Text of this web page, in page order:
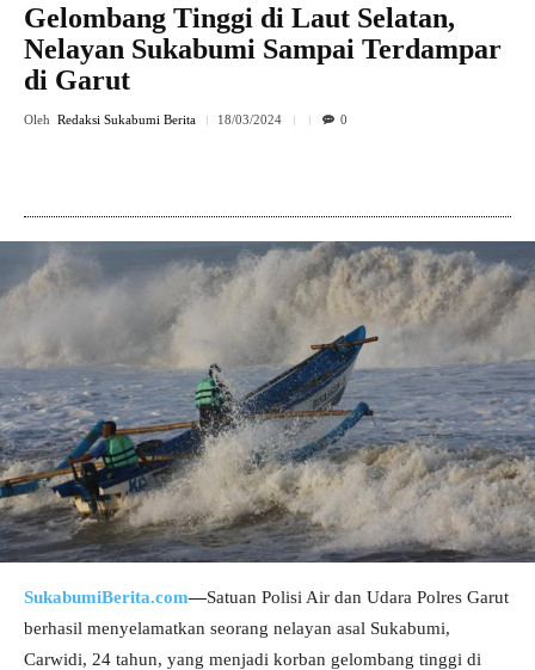
Gelombang Tinggi di Laut Selatan,
Nelayan Sukabumi Sampai Terdampar
di Garut
Oleh Redaksi Sukabumi Berita 18/03/2024 0
SukabumiBerita.com—Satuan Polisi Air dan Udara Polres Garut
berhasil menyelamatkan seorang nelayan asal Sukabumi,
Carwidi, 24 tahun, yang menjadi korban gelombang tinggi di